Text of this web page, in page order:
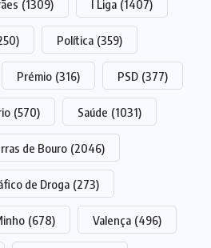
(1309) I Liga (1407)
Política (359)
Prémio (316) PSD (377)
(570) Saúde (1031)
de Bouro (2046)
de Droga (273)
(678) Valença (496)